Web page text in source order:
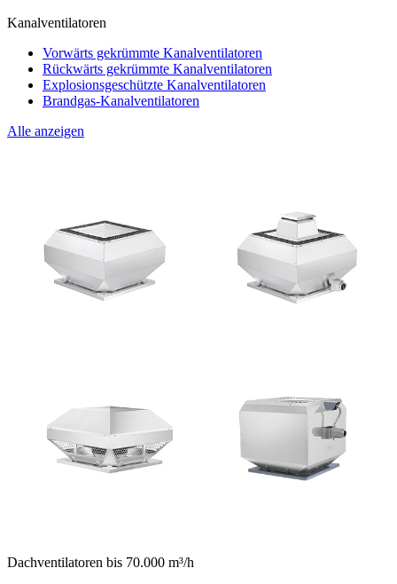
Kanalventilatoren
Vorwärts gekrümmte Kanalventilatoren
Rückwärts gekrümmte Kanalventilatoren
Explosionsgeschützte Kanalventilatoren
Brandgas-Kanalventilatoren
Alle anzeigen
Dachventilatoren bis 70.000 m³/h